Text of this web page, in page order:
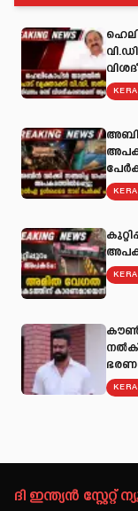
ദി ഇന്ത്യൻ സ്റ്റേറ്റ്